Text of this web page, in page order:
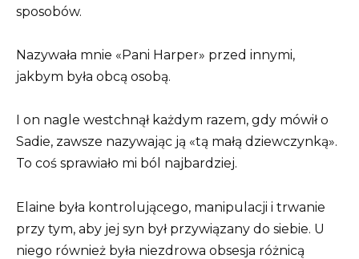
sposobów.
Nazywała mnie «Pani Harper» przed innymi,
jakbym była obcą osobą.
I on nagle westchnął każdym razem, gdy mówił o
Sadie, zawsze nazywając ją «tą małą dziewczynką».
To coś sprawiało mi ból najbardziej.
Elaine była kontrolującego, manipulacji i trwanie
przy tym, aby jej syn był przywiązany do siebie. U
niego również była niezdrowa obsesja różnicą